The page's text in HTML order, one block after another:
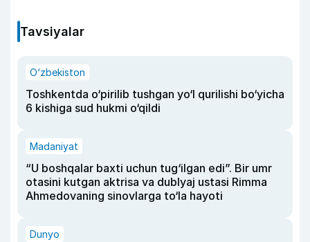
Tavsiyalar
O‘zbekiston
Toshkentda o‘pirilib tushgan yo‘l qurilishi bo‘yicha
6 kishiga sud hukmi o‘qildi
Madaniyat
“U boshqalar baxti uchun tug‘ilgan edi”. Bir umr
otasini kutgan aktrisa va dublyaj ustasi Rimma
Ahmedovaning sinovlarga to‘la hayoti
Dunyo